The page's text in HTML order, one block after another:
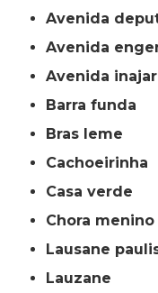
avenida
avenida
avenida
barra funda
bras leme
cachoeirinha
casa verde
chora menino
lausane
lauzane